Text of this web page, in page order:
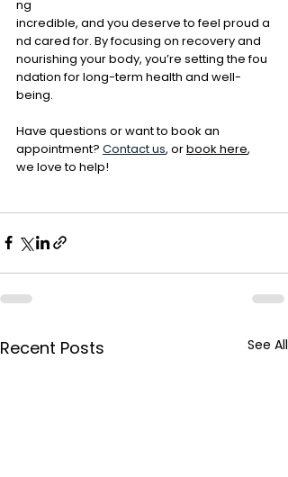
ng
incredible, and you deserve to feel proud a
nd cared for. By focusing on recovery and
nourishing your body, you’re setting the fou
ndation for long-term health and well-
being.
Have questions or want to book an
appointment? Contact us, or book here,
we love to help!
Recent Posts See All